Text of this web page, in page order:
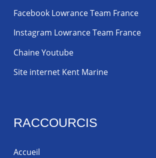
Facebook Lowrance Team France
Instagram Lowrance Team France
Chaine Youtube
Site internet Kent Marine
RACCOURCIS
Accueil